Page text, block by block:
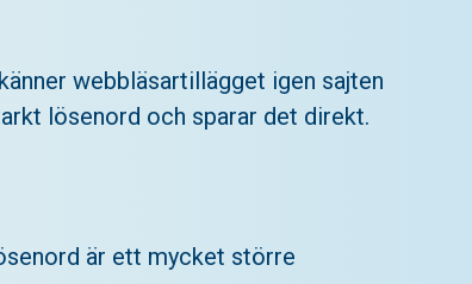
webbläsartillägget igen sajten
lösenord och sparar det direkt.
är ett mycket större